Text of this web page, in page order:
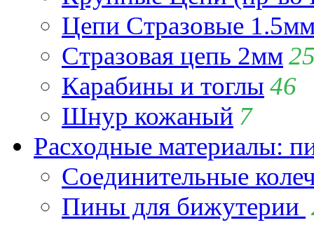
Цепи Стразовые
Стразовая цепь 2мм
Карабины и тоглы 46
Шнур кожаный 7
Расходные материалы:
Соединительные
Пины для бижутерии